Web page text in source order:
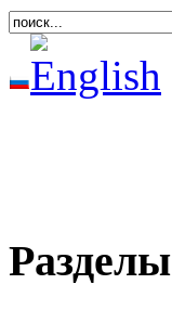
Разделы